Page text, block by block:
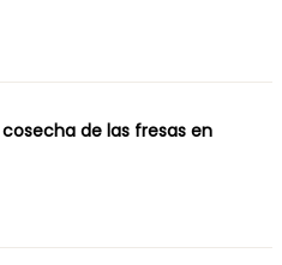
de las fresas en